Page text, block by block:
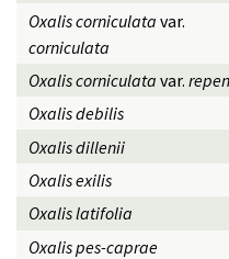
Oxalis corniculatavar.
corniculata
Oxalis corniculatavar.
Oxalis debilis
Oxalis dillenii
Oxalis exilis
Oxalis latifolia
Oxalis pes-caprae